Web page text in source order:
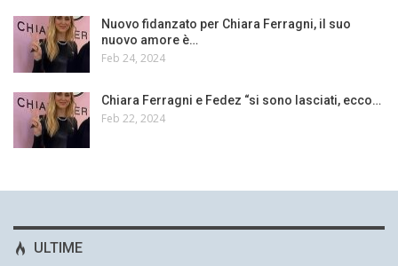
Nuovo fidanzato per Chiara Ferragni, il suo
nuovo amore è…
Feb 24, 2024
Chiara Ferragni e Fedez “si sono lasciati, ecco…
Feb 22, 2024
ULTIME